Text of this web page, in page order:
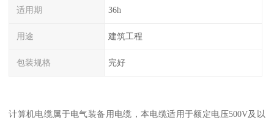
适用期 36h
用途 建筑工程
包装规格 完好
计算机电缆属于电气装备用电缆，本电缆适用于额定电压500V及以